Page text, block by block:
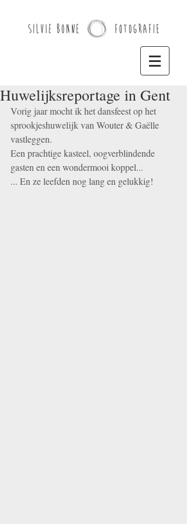
Huwelijksreportage in Gent
Vorig jaar mocht ik het dansfeest op het
sprookjeshuwelijk van Wouter & Gaëlle
vastleggen.
Een prachtige kasteel, oogverblindende
gasten en een wondermooi koppel...
... En ze leefden nog lang en gelukkig!